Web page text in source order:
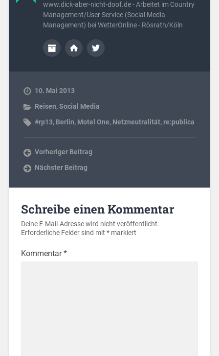
www.dick-aber-nicht-doof.de - Arbeitet im Country
Management/User Service (Social Media
Management) bei WetterOnline - Rösrath/Köln
10. Mai 2013
Reisen,Social Media
#rp13, Berlin, Motel One, Netzneutralität, re:publica
Vorheriger Beitrag
Nächster Beitrag
Schreibe einen Kommentar
Deine E-Mail-Adresse wird nicht veröffentlicht.
Erforderliche Felder sind mit *markiert
Kommentar*